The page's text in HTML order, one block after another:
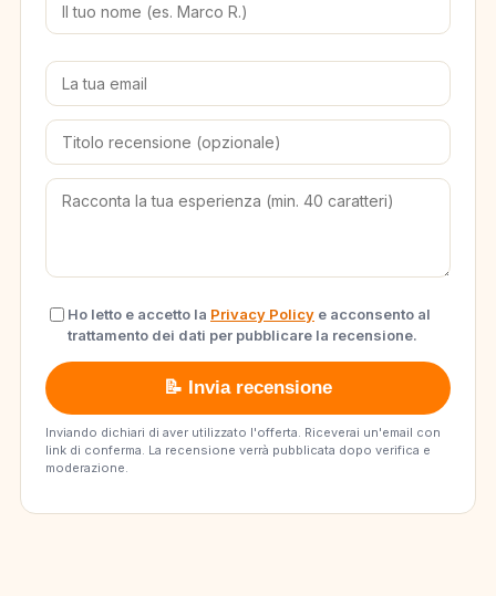
Ho letto e accetto la Privacy Policy e acconsento al
trattamento dei dati per pubblicare la recensione.
📝 Invia recensione
Inviando dichiari di aver utilizzato l'offerta. Riceverai un'email con
link di conferma. La recensione verrà pubblicata dopo verifica e
moderazione.